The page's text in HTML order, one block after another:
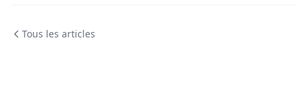
Tous les articles